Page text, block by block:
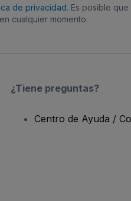
de privacidad. Es posible
cualquier momento.
¿Tiene preguntas?
Centro de Ayuda /